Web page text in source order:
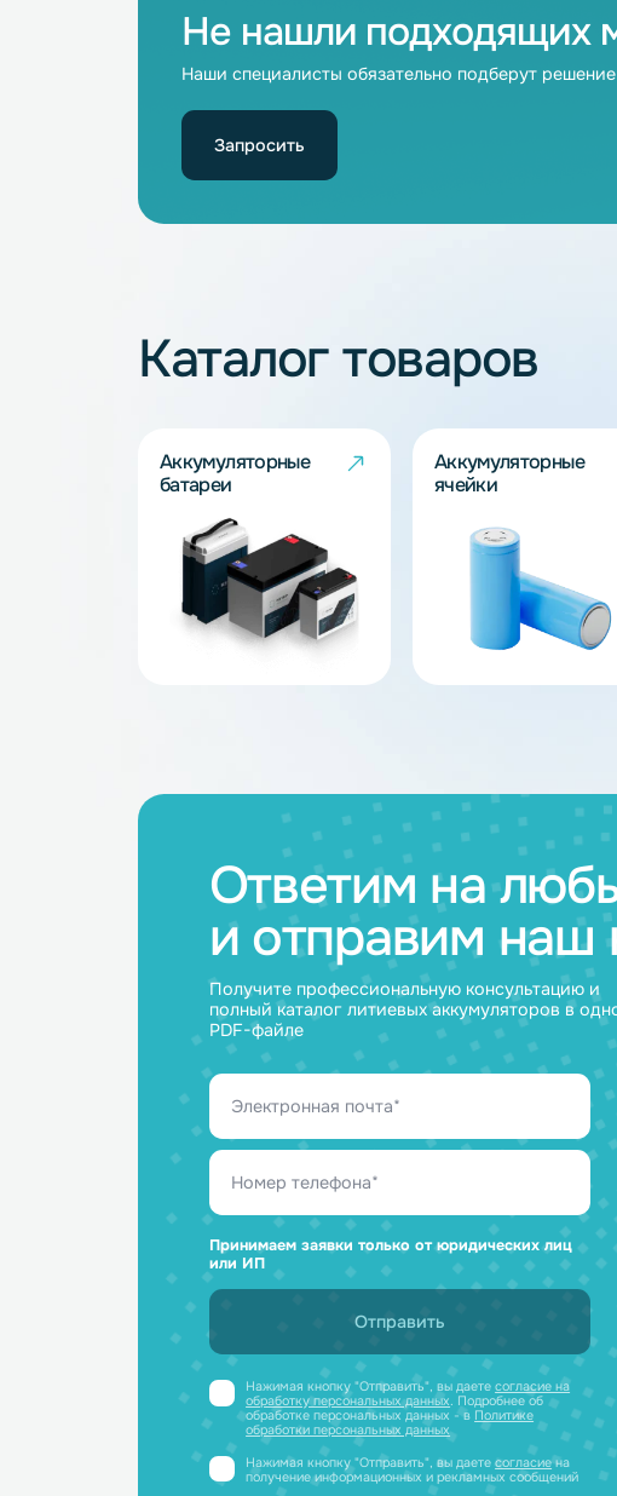
В наличии
Аккумулятор LiFePO4 100Ah 24V
24
100
Не нашли
Запросить
Аккумуляторные
ячейки
Ответим на
и отправим
Получите профессиональную
полный каталог литиевых
PDF-файле